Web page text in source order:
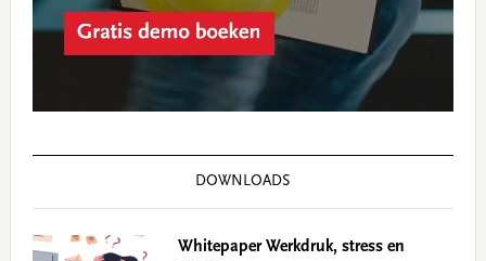
DOWNLOADS
Whitepaper Werkdruk, stress en